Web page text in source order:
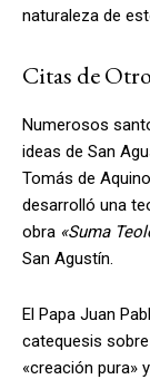
naturaleza de
Citas de
Numerosos
ideas de San
Tomás de
desarrolló una
obra «Suma
San Agustín.
El Papa Juan
catequesis
«creación pura»